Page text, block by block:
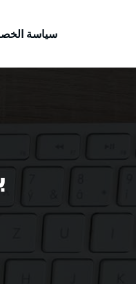
سياسة